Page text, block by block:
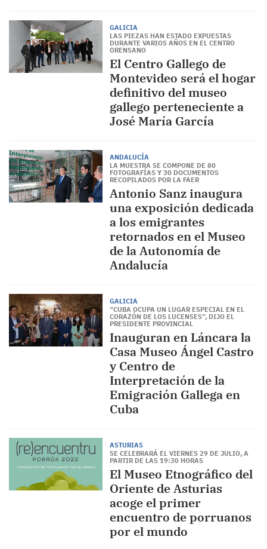
GALICIA
LAS PIEZAS HAN ESTADO EXPUESTAS
DURANTE VARIOS AÑOS EN EL CENTRO
ORENSANO
El Centro Gallego de
Montevideo será el hogar
definitivo del museo
gallego perteneciente a
José María García
ANDALUCÍA
LA MUESTRA SE COMPONE DE 80
FOTOGRAFÍAS Y 30 DOCUMENTOS
RECOPILADOS POR LA FAER
Antonio Sanz inaugura
una exposición dedicada
a los emigrantes
retornados en el Museo
de la Autonomía de
Andalucía
GALICIA
“CUBA OCUPA UN LUGAR ESPECIAL EN EL
CORAZÓN DE LOS LUCENSES”, DIJO EL
PRESIDENTE PROVINCIAL
Inauguran en Láncara la
Casa Museo Ángel Castro
y Centro de
Interpretación de la
Emigración Gallega en
Cuba
ASTURIAS
SE CELEBRARÁ EL VIERNES 29 DE JULIO, A
PARTIR DE LAS 19:30 HORAS
El Museo Etnográfico del
Oriente de Asturias
acoge el primer
encuentro de porruanos
por el mundo